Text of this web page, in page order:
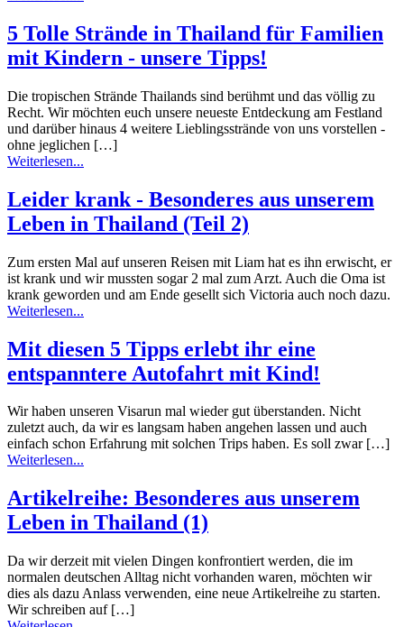
5 Tolle Strände in Thailand für Familien
mit Kindern - unsere Tipps!
Die tropischen Strände Thailands sind berühmt und das völlig zu
Recht. Wir möchten euch unsere neueste Entdeckung am Festland
und darüber hinaus 4 weitere Lieblingsstrände von uns vorstellen -
ohne jeglichen […]
Weiterlesen...
Leider krank - Besonderes aus unserem
Leben in Thailand (Teil 2)
Zum ersten Mal auf unseren Reisen mit Liam hat es ihn erwischt, er
ist krank und wir mussten sogar 2 mal zum Arzt. Auch die Oma ist
krank geworden und am Ende gesellt sich Victoria auch noch dazu.
Weiterlesen...
Mit diesen 5 Tipps erlebt ihr eine
entspanntere Autofahrt mit Kind!
Wir haben unseren Visarun mal wieder gut überstanden. Nicht
zuletzt auch, da wir es langsam haben angehen lassen und auch
einfach schon Erfahrung mit solchen Trips haben. Es soll zwar […]
Weiterlesen...
Artikelreihe: Besonderes aus unserem
Leben in Thailand (1)
Da wir derzeit mit vielen Dingen konfrontiert werden, die im
normalen deutschen Alltag nicht vorhanden waren, möchten wir
dies als dazu Anlass verwenden, eine neue Artikelreihe zu starten.
Wir schreiben auf […]